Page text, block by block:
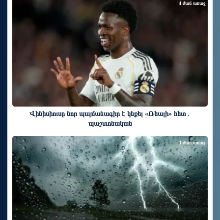
Վինիսիուսը նոր պայմանագիր է կնքել «Ռեալի» հետ․
պաշտոնական
4 ժամ առաջ
3 ժամ առաջ